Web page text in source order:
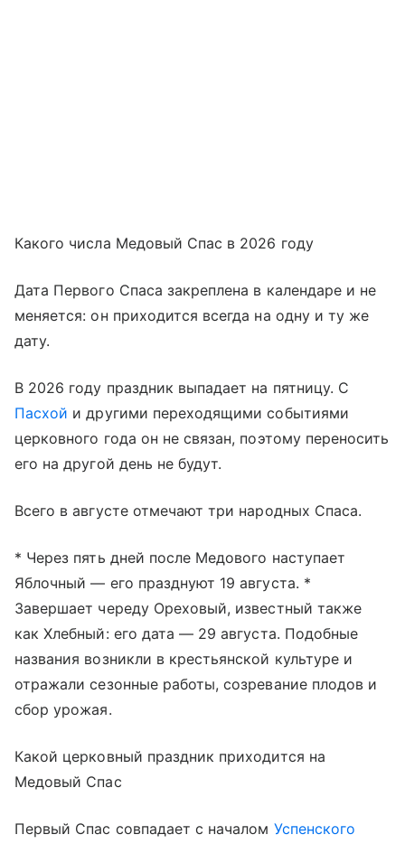
Какого числа Медовый Спас в 2026 году
Дата Первого Спаса закреплена в календаре и не
меняется: он приходится всегда на одну и ту же
дату.
В 2026 году праздник выпадает на пятницу. С
Пасхой и другими переходящими событиями
церковного года он не связан, поэтому переносить
его на другой день не будут.
Всего в августе отмечают три народных Спаса.
* Через пять дней после Медового наступает
Яблочный — его празднуют 19 августа. *
Завершает череду Ореховый, известный также
как Хлебный: его дата — 29 августа. Подобные
названия возникли в крестьянской культуре и
отражали сезонные работы, созревание плодов и
сбор урожая.
Какой церковный праздник приходится на
Медовый Спас
Первый Спас совпадает с началом Успенского